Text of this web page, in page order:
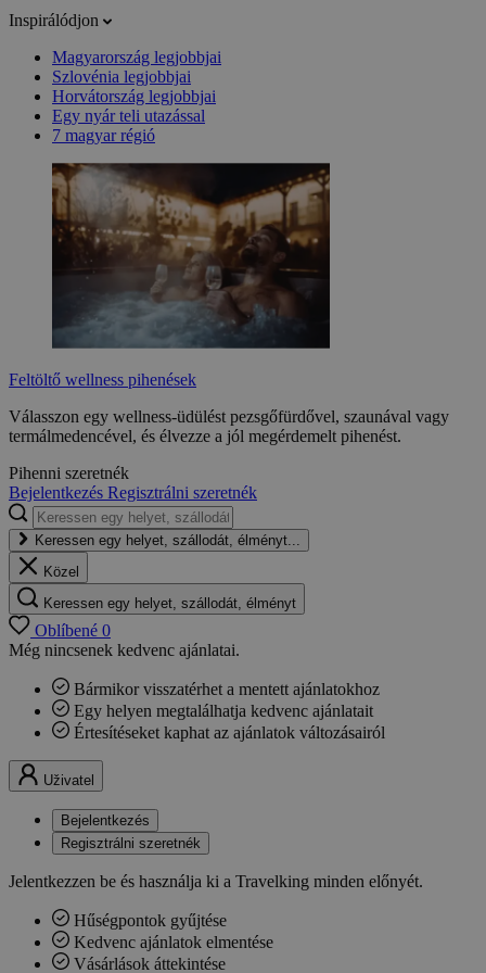
Inspirálódjon
Magyarország legjobbjai
Szlovénia legjobbjai
Horvátország legjobbjai
Egy nyár teli utazással
7 magyar régió
Feltöltő wellness pihenések
Válasszon egy wellness-üdülést pezsgőfürdővel, szaunával vagy
termálmedencével, és élvezze a jól megérdemelt pihenést.
Pihenni szeretnék
Bejelentkezés Regisztrálni szeretnék
Keressen egy helyet, szállodát, élményt...
Közel
Keressen egy helyet, szállodát, élményt
Oblíbené 0
Még nincsenek kedvenc ajánlatai.
Bármikor visszatérhet a mentett ajánlatokhoz
Egy helyen megtalálhatja kedvenc ajánlatait
Értesítéseket kaphat az ajánlatok változásairól
Uživatel
Bejelentkezés
Regisztrálni szeretnék
Jelentkezzen be és használja ki a Travelking minden előnyét.
Hűségpontok gyűjtése
Kedvenc ajánlatok elmentése
Vásárlások áttekintése